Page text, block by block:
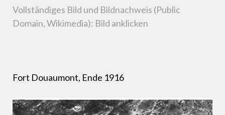
Vollständiges Bild und Bildnachweis (Public
Domain, Wikimedia): Bild anklicken
Fort Douaumont, Ende 1916